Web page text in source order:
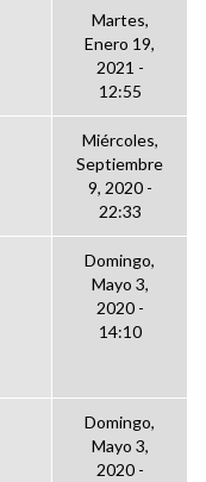
Martes,
Enero 19,
2021 -
12:55
Miércoles,
Septiembre
9, 2020 -
22:33
Domingo,
Mayo 3,
2020 -
14:10
Domingo,
Mayo 3,
2020 -